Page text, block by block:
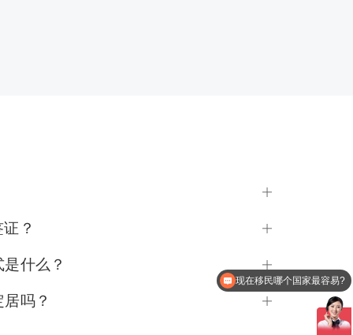
英镑50便士。
？
什么？
吗？
现在移民哪个国家最容易?